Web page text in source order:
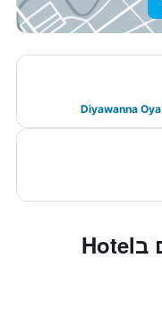
שאלות נפוצות למזמינים בHotel